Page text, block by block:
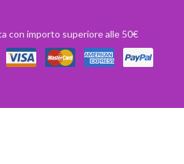
con importo superiore alle 50€